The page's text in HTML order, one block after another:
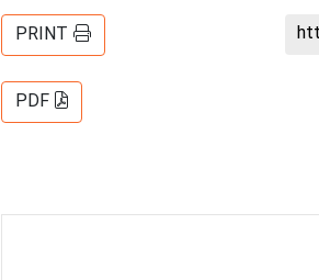
PRINT
PDF